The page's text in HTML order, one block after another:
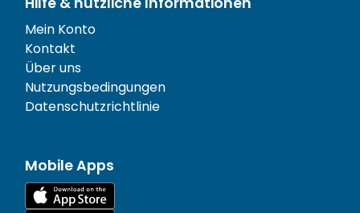
Mein Konto
Kontakt
Über uns
Nutzungsbedingungen
Datenschutzrichtlinie
Mobile Apps